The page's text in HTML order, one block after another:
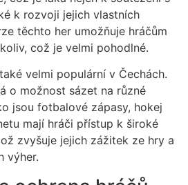
k rozvoji jejich vlastních
těchto her umožňuje hráčům
což je velmi pohodlné.
velmi populární v Čechách.
o možnost sázet na různé
jsou fotbalové zápasy, hokej
mají hráči přístup k široké
zvyšuje jejich zážitek ze hry a
výher.